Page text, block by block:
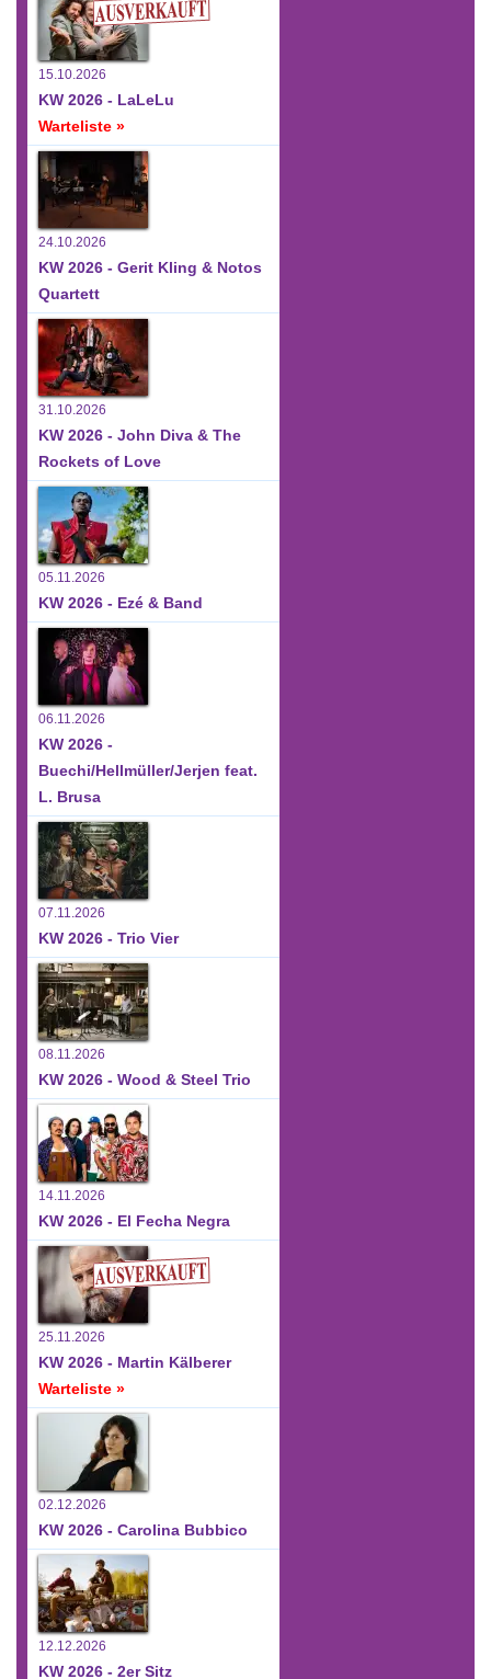
15.10.2026
KW 2026 - LaLeLu
Warteliste »
24.10.2026
KW 2026 - Gerit Kling & Notos
Quartett
31.10.2026
KW 2026 - John Diva & The
Rockets of Love
05.11.2026
KW 2026 - Ezé & Band
06.11.2026
KW 2026 -
Buechi/Hellmüller/Jerjen feat.
L. Brusa
07.11.2026
KW 2026 - Trio Vier
08.11.2026
KW 2026 - Wood & Steel Trio
14.11.2026
KW 2026 - El Fecha Negra
25.11.2026
KW 2026 - Martin Kälberer
Warteliste »
02.12.2026
KW 2026 - Carolina Bubbico
12.12.2026
KW 2026 - 2er Sitz